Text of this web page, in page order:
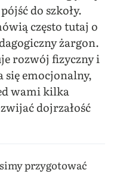
do szkoły.
często tutaj o
żargon.
rozwój fizyczny i
się emocjonalny,
wami kilka
dojrzałość
przygotować